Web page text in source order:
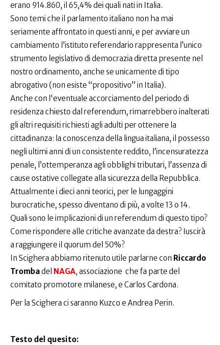
erano 914.860, il 65,4% dei quali nati in Italia.
Sono temi che il parlamento italiano non ha mai
seriamente affrontato in questi anni, e per avviare un
cambiamento l’istituto referendario rappresenta l’unico
strumento legislativo di democrazia diretta presente nel
nostro ordinamento, anche se unicamente di tipo
abrogativo (non esiste “propositivo” in Italia).
Anche con l'eventuale accorciamento del periodo di
residenza chiesto dal referendum, rimarrebbero inalterati
gli altri requisiti richiesti agli adulti per ottenere la
cittadinanza: la conoscenza della lingua italiana, il possesso
negli ultimi anni di un consistente reddito, l’incensuratezza
penale, l’ottemperanza agli obblighi tributari, l’assenza di
cause ostative collegate alla sicurezza della Repubblica.
Attualmente i dieci anni teorici, per le lungaggini
burocratiche, spesso diventano di più, a volte 13 o 14.
Quali sono le implicazioni di un referendum di questo tipo?
Come rispondere alle critiche avanzate da destra? Iuscirà
a raggiungere il quorum del 50%?
In Scighera abbiamo ritenuto utile parlarne con Riccardo
Trombadel NAGA, associazione che fa parte del
comitato promotore milanese, e Carlos Cardona.
Per la Scighera ci saranno Kuzco e Andrea Perin.
Testo del quesito: